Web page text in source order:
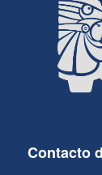
Contacto